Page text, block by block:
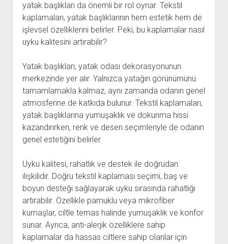
yatak başlıkları da önemli bir rol oynar. Tekstil
kaplamaları, yatak başlıklarının hem estetik hem de
işlevsel özelliklerini belirler. Peki, bu kaplamalar nasıl
uyku kalitesini artırabilir?
Yatak başlıkları, yatak odası dekorasyonunun
merkezinde yer alır. Yalnızca yatağın görünümünü
tamamlamakla kalmaz, aynı zamanda odanın genel
atmosferine de katkıda bulunur. Tekstil kaplamaları,
yatak başlıklarına yumuşaklık ve dokunma hissi
kazandırırken, renk ve desen seçimleriyle de odanın
genel estetiğini belirler.
Uyku kalitesi, rahatlık ve destek ile doğrudan
ilişkilidir. Doğru tekstil kaplaması seçimi, baş ve
boyun desteği sağlayarak uyku sırasında rahatlığı
artırabilir. Özellikle pamuklu veya mikrofiber
kumaşlar, ciltle temas halinde yumuşaklık ve konfor
sunar. Ayrıca, anti-alerjik özelliklere sahip
kaplamalar da hassas ciltlere sahip olanlar için